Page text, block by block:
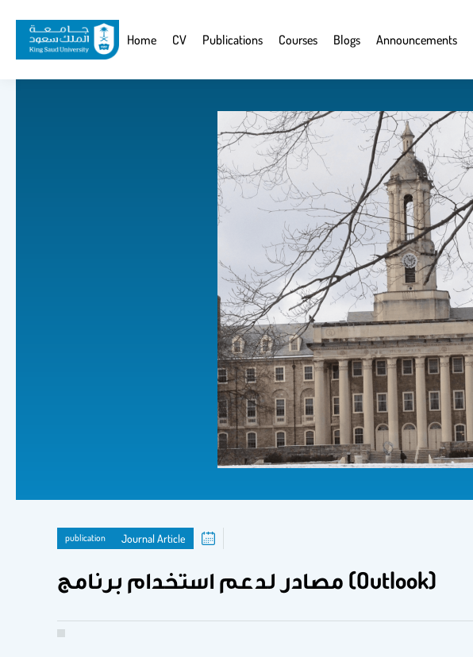
main
content
Website
Home CV Publications Courses Blogs Announcements
publication Journal Article
مصادر لدعم استخدام برنامج (Outlook)